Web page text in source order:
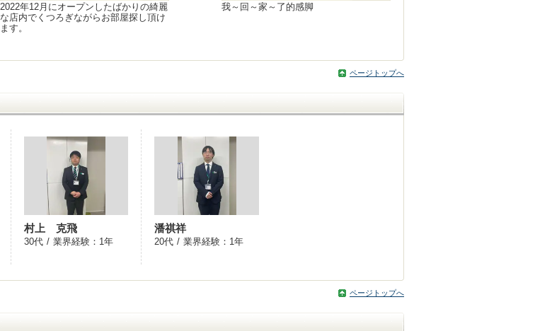
2022年12月にオープンしたばかりの綺麗
な店内でくつろぎながらお部屋探し頂け
ます。
我～回～家～了的感脚
ページトップへ
村上 克飛
30代 業界経験： 1年
潘祺祥
20代 業界経験： 1年
ページトップへ